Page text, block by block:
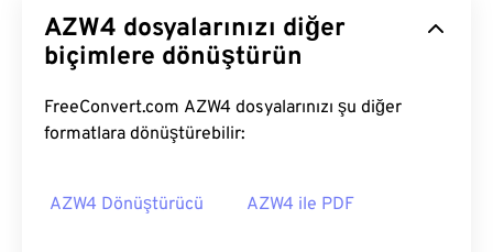
AZW4 dosyalarınızı diğer
biçimlere dönüştürün
FreeConvert.com AZW4 dosyalarınızı şu diğer
formatlara dönüştürebilir:
AZW4 Dönüştürücü AZW4 ile PDF